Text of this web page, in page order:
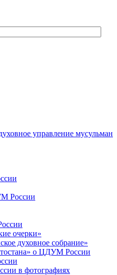
управление мусульман
России
очерки»
духовное собрание»
о ЦДУМ России
в фотографиях